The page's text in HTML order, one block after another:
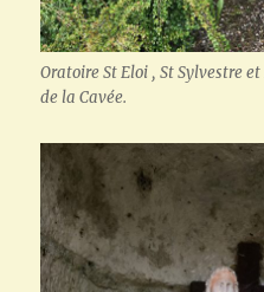
Oratoire St Eloi , St Sylvestre
de la Cavée.